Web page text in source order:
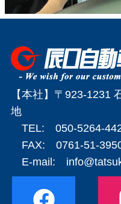
【本社】〒923-1231
地
TEL: 050-5264-
FAX: 0761-51-
E-mail: